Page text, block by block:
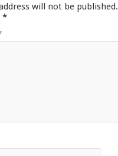
will not be published.
*